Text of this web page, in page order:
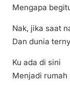
Mengapa
Nak, jika saat
Dan dunia
Ku ada di sini
Menjadi rumah